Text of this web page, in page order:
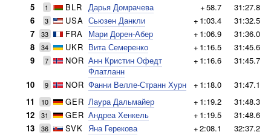
5
1 BLR Дарья Домрачева +58.7
31:27.8
6
3 USA Сьюзен Данкли + 1:03.4
31:32.5
7
33 FRA Мари Дорен-Абер + 1:06.9
31:36.0
8
34 UKR Вита Семеренко + 1:16.5
31:45.6
9
7 NOR Анн Кристин Офедт
Флатланн
+ 1:16.6 31:45.7
10 9 NOR Фанни Велле-Странн Хурн + 1:18.0
31:47.1
11
10 GER Лаура Дальмайер + 1:19.2
31:48.3
12
31 GER Андреа Хенкель + 1:19.5
31:48.6
13
36 SVK Яна Герекова +2:08.1
32:37.2